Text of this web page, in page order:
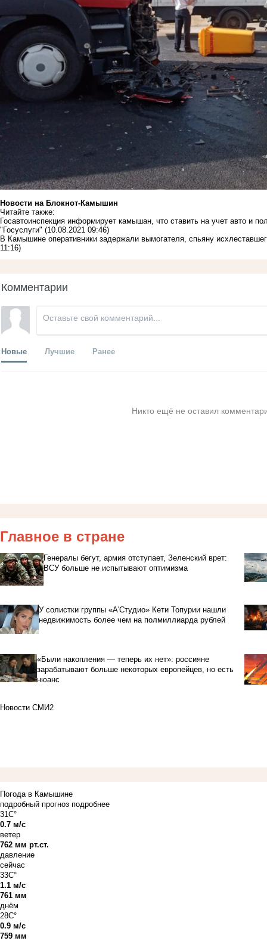
Новости на Блoкнoт-Камышин
Читайте также:
Госавтоинспекция информирует камышан, что ставить на учет авто и
"Госуслуги" (10.08.2021 09:46)
В Камышине оперативники задержали вымогателя, спьяну
11:16)
Комментарии
Новые Лучшие Ранее
Никто ещё не оставил
Главное в стране
Генералы бегут, армия отступает, Зеленский врет:
ВСУ больше не испытывают оптимизма
У солистки группы «А'Студио» Кети Топурии нашли
недвижимость более чем на полмиллиарда рублей
«Были накопления — теперь их нет»: россияне
зарабатывают больше некоторых европейцев, но есть
нюанс
Новости СМИ2
Погода в Камышине
подробный прогноз подробнее
31C°
0.7 м/с
ветер
762 мм рт.ст.
давление
сейчас
33C°
1.1 м/с
761 мм
днём
28C°
0.9 м/с
759 мм